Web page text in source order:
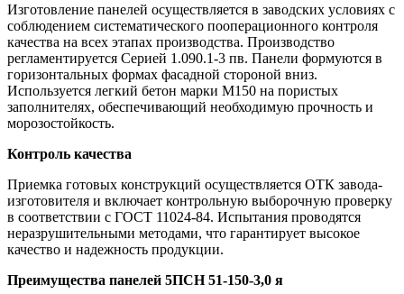
Изготовление панелей осуществляется в заводских условиях с
соблюдением систематического пооперационного контроля
качества на всех этапах производства. Производство
регламентируется Серией 1.090.1-3 пв. Панели формуются в
горизонтальных формах фасадной стороной вниз.
Используется легкий бетон марки М150 на пористых
заполнителях, обеспечивающий необходимую прочность и
морозостойкость.
Контроль качества
Приемка готовых конструкций осуществляется ОТК завода-
изготовителя и включает контрольную выборочную проверку
в соответствии с ГОСТ 11024-84. Испытания проводятся
неразрушительными методами, что гарантирует высокое
качество и надежность продукции.
Преимущества панелей 5ПСН 51-150-3,0 я